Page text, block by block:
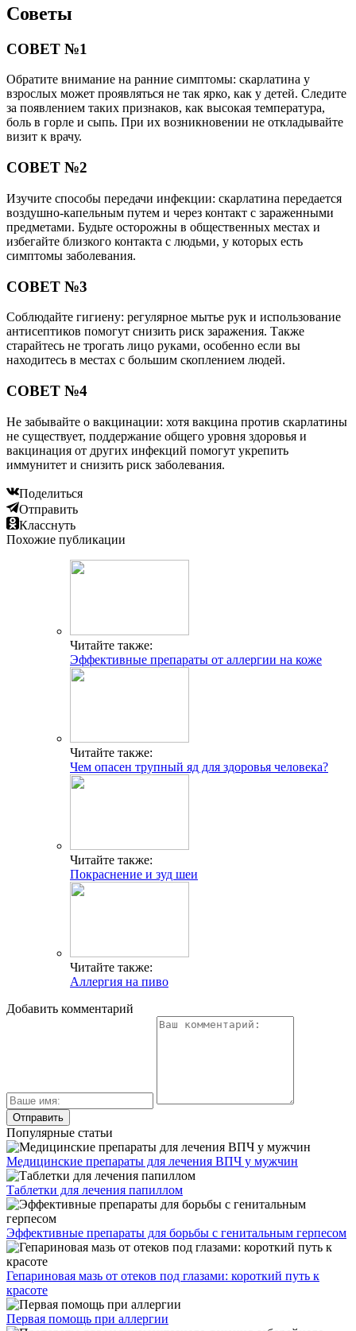
Советы
СОВЕТ №1
Обратите внимание на ранние симптомы: скарлатина у
взрослых может проявляться не так ярко, как у детей. Следите
за появлением таких признаков, как высокая температура,
боль в горле и сыпь. При их возникновении не откладывайте
визит к врачу.
СОВЕТ №2
Изучите способы передачи инфекции: скарлатина передается
воздушно-капельным путем и через контакт с зараженными
предметами. Будьте осторожны в общественных местах и
избегайте близкого контакта с людьми, у которых есть
симптомы заболевания.
СОВЕТ №3
Соблюдайте гигиену: регулярное мытье рук и использование
антисептиков помогут снизить риск заражения. Также
старайтесь не трогать лицо руками, особенно если вы
находитесь в местах с большим скоплением людей.
СОВЕТ №4
Не забывайте о вакцинации: хотя вакцина против скарлатины
не существует, поддержание общего уровня здоровья и
вакцинация от других инфекций помогут укрепить
иммунитет и снизить риск заболевания.
Поделиться
Отправить
Класснуть
Похожие публикации
Читайте также:
Эффективные препараты от аллергии на коже
Читайте также:
Чем опасен трупный яд для здоровья человека?
Читайте также:
Покраснение и зуд шеи
Читайте также:
Аллергия на пиво
Добавить комментарий
Популярные статьи
Медицинские препараты для лечения ВПЧ у мужчин
Таблетки для лечения папиллом
Эффективные препараты для борьбы с генитальным герпесом
Гепариновая мазь от отеков под глазами: короткий путь к
красоте
Первая помощь при аллергии